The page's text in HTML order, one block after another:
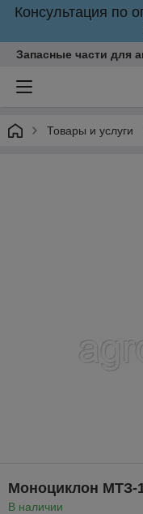
Консультация по
Запасные части для
Товары и услуги
Моноциклон МТЗ-
В наличии